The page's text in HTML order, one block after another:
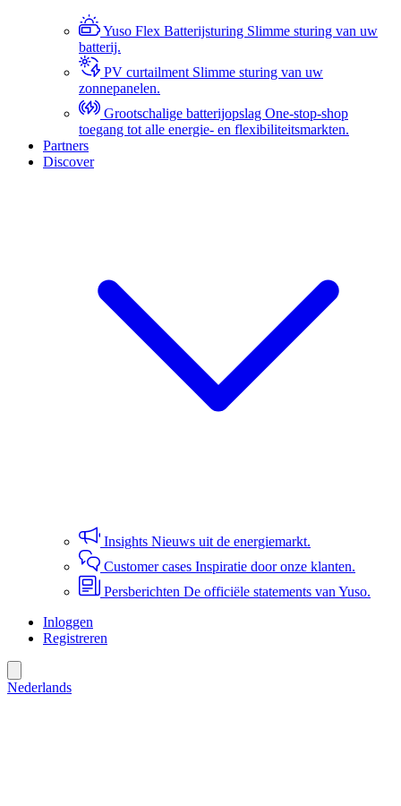
Yuso Flex Batterijsturing Slimme sturing van uw
batterij.
PV curtailment Slimme sturing van uw
zonnepanelen.
Grootschalige batterijopslag One-stop-shop
toegang tot alle energie- en flexibiliteitsmarkten.
Partners
Discover
Insights Nieuws uit de energiemarkt.
Customer cases Inspiratie door onze klanten.
Persberichten De officiële statements van Yuso.
Inloggen
Registreren
Nederlands